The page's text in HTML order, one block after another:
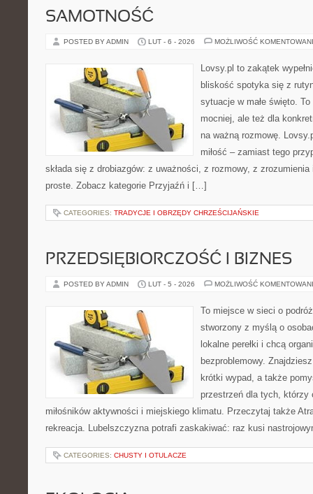
SAMOTNOŚĆ
POSTED BY ADMIN LUT - 6 - 2026 MOŻLIWOŚĆ
Lovsy.pl to zakątek
bliskość spotyka się z
sytuacje w małe święto.
mocniej, ale też dla
na ważną rozmowę.
miłość – zamiast tego
składa się z drobiazgów: z uważności, z rozmowy, z
proste. Zobacz kategorie Przyjaźń i […]
CATEGORIES: TRADYCJE I OBRZĘDY CHRZEŚCIJAŃSKIE
PRZEDSIĘBIORCZOŚĆ I BIZNES
POSTED BY ADMIN LUT - 5 - 2026 MOŻLIWOŚĆ
To miejsce w sieci o
stworzony z myślą o
lokalne perełki i chcą
bezproblemowy.
krótki wypad, a także
przestrzeń dla tych, którzy
miłośników aktywności i miejskiego klimatu. Przeczytaj także
rekreacja. Lubelszczyzna potrafi zaskakiwać: raz kusi
CATEGORIES: CHUSTY I OTULACZE